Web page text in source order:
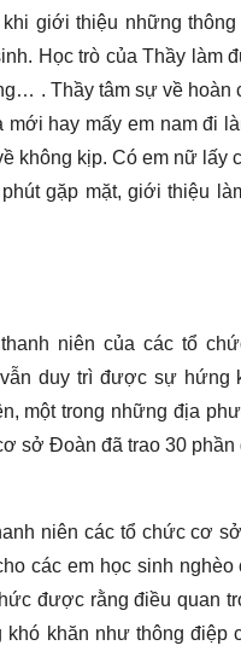
giới thiệu những
Học trò của Thầy làm
. Thầy tâm sự về hoàn
hay mấy em nam đi
không kịp. Có em nữ lấy
gặp mặt, giới thiệu
niên của các tổ
duy trì được sự hứng
một trong những địa
sở Đoàn đã trao 30 phần
niên các tổ chức cơ
các em học sinh
được rằng điều quan
khăn như thông điệp